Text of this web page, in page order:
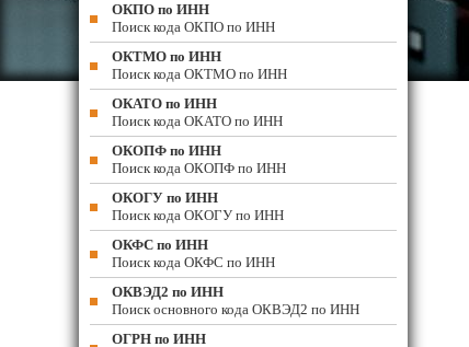
ОКПО по ИНН
Поиск кода ОКПО по ИНН
ОКТМО по ИНН
Поиск кода ОКТМО по ИНН
ОКАТО по ИНН
Поиск кода ОКАТО по ИНН
ОКОПФ по ИНН
Поиск кода ОКОПФ по ИНН
ОКОГУ по ИНН
Поиск кода ОКОГУ по ИНН
ОКФС по ИНН
Поиск кода ОКФС по ИНН
ОКВЭД2 по ИНН
Поиск основного кода ОКВЭД2 по ИНН
ОГРН по ИНН